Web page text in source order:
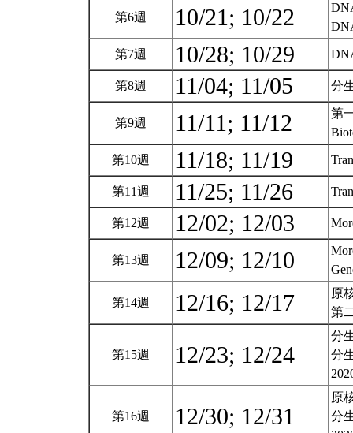
第6週 10/21; 10/22
第7週 10/28; 10/29
第8週 11/04; 11/05 分
第9週 11/11; 11/12
第
第10週 11/18; 11/19
第11週 11/25; 11/26
第12週 12/02; 12/03
第13週 12/09; 12/10
第14週 12/16; 12/17
原
第
第15週 12/23; 12/24
分
分
第16週 12/30; 12/31
原
分